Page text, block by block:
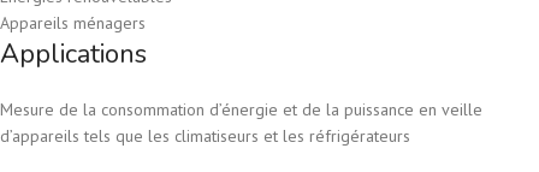
Appareils ménagers
Applications
Mesure de la consommation d’énergie et de la puissance en veille
d’appareils tels que les climatiseurs et les réfrigérateurs